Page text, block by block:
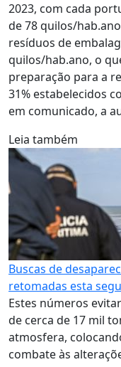
2023, com cada
de 78 quilos/
resíduos de
quilos/hab.ano, o
preparação para a
31% estabelecidos
em comunicado, a
Leia também
Buscas de
retomadas esta
Estes números
de cerca de 17 mil
atmosfera,
combate às